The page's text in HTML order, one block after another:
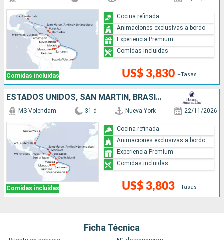
Comidas incluidas US$ 3,830 +Tasas
Cocina refinada
Animaciones exclusivas a bordo
Experiencia Premium
Comidas incluidas
ESTADOS UNIDOS, SAN MARTÍN, BRASIL, FRANCIA, BARBADOS, TRINIDAD Y TOBAGO
Comidas incluidas
MS Volendam 31 d Nueva York 22/11/2026
US$ 3,803 +Tasas
Cocina refinada
Animaciones exclusivas a bordo
Experiencia Premium
Comidas incluidas
Ficha Técnica